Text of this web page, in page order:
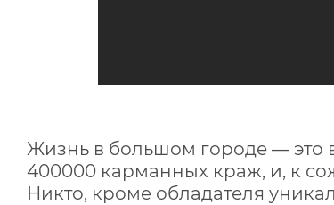
Жизнь в большом городе — это
400000 карманных краж, и, к
Никто, кроме обладателя